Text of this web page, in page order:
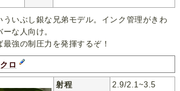
ういぶし銀な兄弟モデル。インク管理がきわ
な人向け。
強の制圧力を発揮するぞ！
ロ
射程
2.9/2.1~3.5